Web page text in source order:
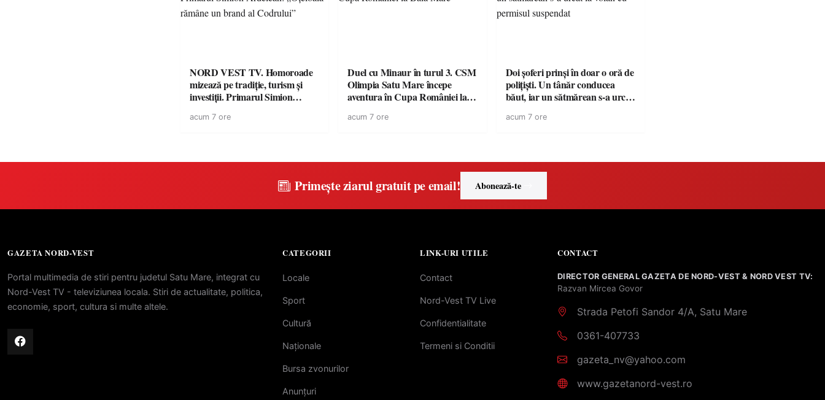
NORD VEST TV. Homoroade
mizează pe tradiție, turism și
investiții. Primarul Simion
brand al Codrului”
acum 7 ore
Duel cu Minaur în turul 3. CSM
Olimpia Satu Mare începe
aventura în Cupa României la
acum 7 ore
Doi șoferi prinși în doar o oră de
polițiști. Un tânăr conducea
băut, iar un sătmărean s-a urcat
acum 7 ore
Primește ziarul gratuit pe email! Abonează-te
GAZETA NORD-VEST
Portal multimedia de stiri pentru judetul Satu Mare, integrat cu
Nord-Vest TV - televiziunea locala. Stiri de actualitate, politica,
economie, sport, cultura si multe altele.
CATEGORII
Locale
Sport
Cultură
Naționale
Bursa zvonurilor
Anunțuri
LINK-URI UTILE
Contact
Nord-Vest TV Live
Confidentialitate
Termeni si Conditii
CONTACT
DIRECTOR GENERAL GAZETA DE NORD-VEST & NORD VEST TV:
Razvan Mircea Govor
Strada Petofi Sandor 4/A, Satu Mare
0361-407733
gazeta_nv@yahoo.com
www.gazetanord-vest.ro